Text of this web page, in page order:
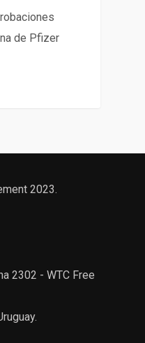
de Pfizer
2023.
2302 - WTC Free